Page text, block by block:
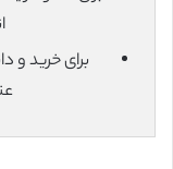
برای خرید و